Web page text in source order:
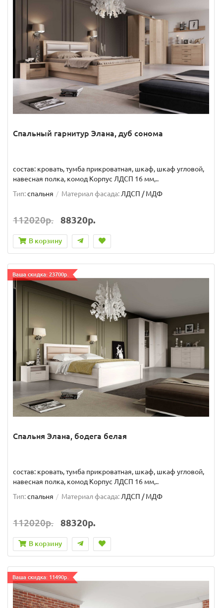
Спальный гарнитур Элана, дуб сонома
состав: кровать, тумба прикроватная, шкаф, шкаф угловой,
навесная полка, комод Корпус ЛДСП 16 мм,..
Тип:спальня Материал фасада: ЛДСП / МДФ
112020р. 88320р.
В корзину
Ваша скидка: 23700р.
Спальня Элана, бодега белая
состав: кровать, тумба прикроватная, шкаф, шкаф угловой,
навесная полка, комод Корпус ЛДСП 16 мм,..
Тип:спальня Материал фасада:ЛДСП / МДФ
112020р. 88320р.
В корзину
Ваша скидка: 11490р.